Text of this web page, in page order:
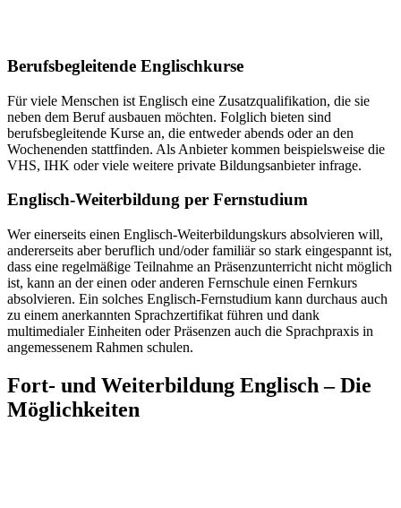
Berufsbegleitende Englischkurse
Für viele Menschen ist Englisch eine Zusatzqualifikation, die sie
neben dem Beruf ausbauen möchten. Folglich bieten sind
berufsbegleitende Kurse an, die entweder abends oder an den
Wochenenden stattfinden. Als Anbieter kommen beispielsweise die
VHS, IHK oder viele weitere private Bildungsanbieter infrage.
Englisch-Weiterbildung per Fernstudium
Wer einerseits einen Englisch-Weiterbildungskurs absolvieren will,
andererseits aber beruflich und/oder familiär so stark eingespannt ist,
dass eine regelmäßige Teilnahme an Präsenzunterricht nicht möglich
ist, kann an der einen oder anderen Fernschule einen Fernkurs
absolvieren. Ein solches Englisch-Fernstudium kann durchaus auch
zu einem anerkannten Sprachzertifikat führen und dank
multimedialer Einheiten oder Präsenzen auch die Sprachpraxis in
angemessenem Rahmen schulen.
Fort- und Weiterbildung Englisch – Die
Möglichkeiten